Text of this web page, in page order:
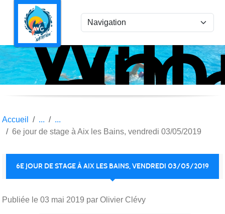
la
Accueil
6e jour de stage à Aix les Bains, vendredi 03/05/2019
6E JOUR DE STAGE À AIX LES BAINS, VENDREDI 03/05/2019
Publiée le 03 mai 2019 par Olivier Clévy
Panneau de gestion des cookies